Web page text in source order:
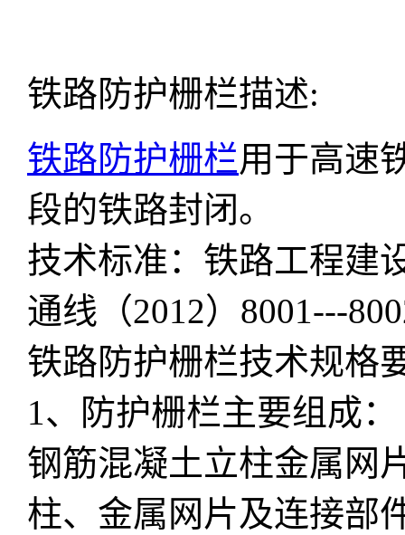
铁路防护栅栏描述:
铁路防护栅栏用于高速
段的铁路封闭。
技术标准：铁路工程建
通线（2012）8001---
铁路防护栅栏技术规格
1、防护栅栏主要组成：
钢筋混凝土立柱金属网
柱、金属网片及连接部